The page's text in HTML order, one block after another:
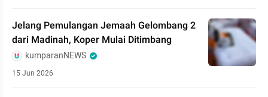
Jelang Pemulangan Jemaah Gelombang 2
dari Madinah, Koper Mulai Ditimbang
kumparanNEWS
15 Jun 2026